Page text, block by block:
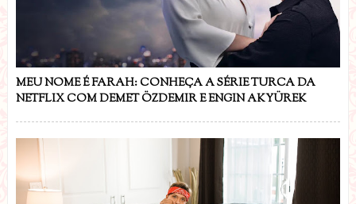
MEU NOME É FARAH: CONHEÇA A SÉRIE TURCA DA
NETFLIX COM DEMET ÖZDEMIR E ENGIN AKYÜREK